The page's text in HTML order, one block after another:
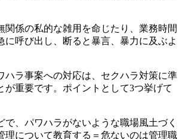
係の私的な雑用を命じたり、業務時間
に呼び出し、断ると暴言、暴力に及ぶよ
ハラ事案への対応は、セクハラ対策に準
が重要です。ポイントとして3つ挙げて
、パワハラがないような職場風土づく
理について教育する＝危ないのは管理職